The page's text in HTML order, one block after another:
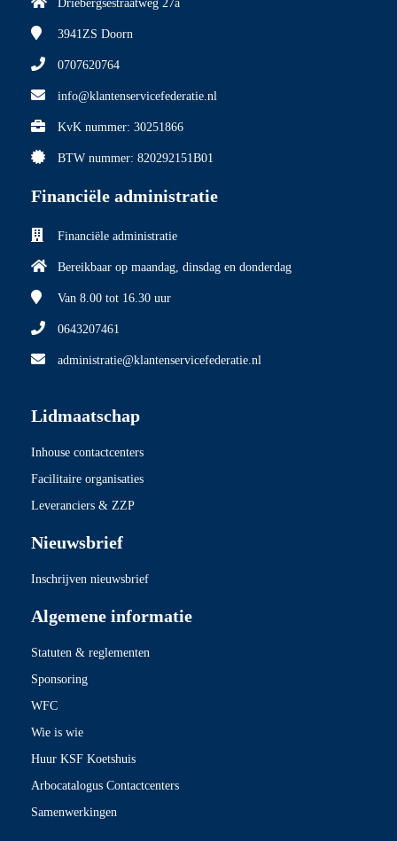
Driebergsestraatweg 27a
3941ZS Doorn
0707620764
info@klantenservicefederatie.nl
KvK nummer: 30251866
BTW nummer: 820292151B01
Financiële administratie
Financiële administratie
Bereikbaar op maandag, dinsdag en donderdag
Van 8.00 tot 16.30 uur
0643207461
administratie@klantenservicefederatie.nl
Lidmaatschap
Inhouse contactcenters
Facilitaire organisaties
Leveranciers & ZZP
Nieuwsbrief
Inschrijven nieuwsbrief
Algemene informatie
Statuten & reglementen
Sponsoring
WFC
Wie is wie
Huur KSF Koetshuis
Arbocatalogus Contactcenters
Samenwerkingen